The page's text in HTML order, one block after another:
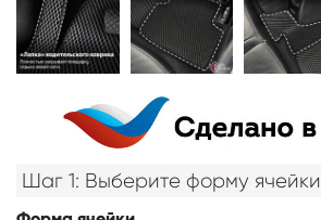
Шаг 1: Выберите форму ячейки